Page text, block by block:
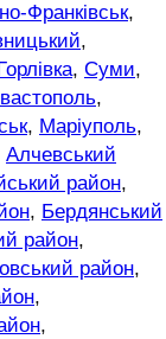
Франківськ,
,
Горлівка, Суми,
,
, Маріуполь,
Алчевський
район,
, Бердянський
район,
район,
,
,